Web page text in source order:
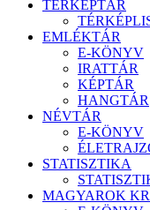
TÉRKÉPTÁR
EMLÉKTÁR
E-KÖNYV
IRATTÁR
KÉPTÁR
HANGTÁR
NÉVTÁR
E-KÖNYV
STATISZTIKA
MAGYAROK